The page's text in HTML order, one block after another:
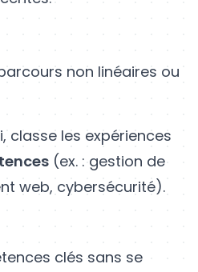
non linéaires ou
classe les expériences
(ex. : gestion de
web, cybersécurité).
clés sans se